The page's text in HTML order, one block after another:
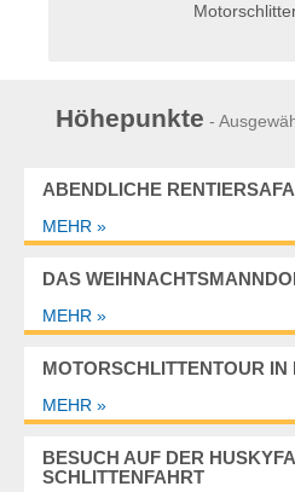
Höhepunkte -
ABENDLICHE
MEHR »
DAS
MEHR »
MOTORSCHLITTENTOUR IN
MEHR »
BESUCH AUF DER
SCHLITTENFAHRT